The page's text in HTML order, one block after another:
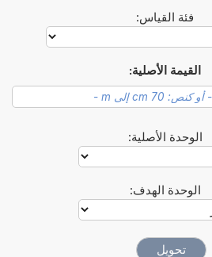
فئة القياس:
القيمة الأصلية:
الوحدة الأصلية:
الوحدة الهدف: